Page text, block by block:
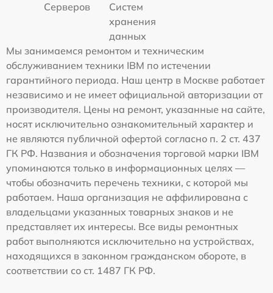
Серверов
Систем
хранения
данных
Мы занимаемся ремонтом и техническим
обслуживанием техники IBM по истечении
гарантийного периода. Наш центр в Москве работает
независимо и не имеет официальной авторизации от
производителя. Цены на ремонт, указанные на сайте,
носят исключительно ознакомительный характер и
не являются публичной офертой согласно п. 2 ст. 437
ГК РФ. Названия и обозначения торговой марки IBM
упоминаются только в информационных целях —
чтобы обозначить перечень техники, с которой мы
работаем. Наша организация не аффилирована с
владельцами указанных товарных знаков и не
представляет их интересы. Все виды ремонтных
работ выполняются исключительно на устройствах,
находящихся в законном гражданском обороте, в
соответствии со ст. 1487 ГК РФ.